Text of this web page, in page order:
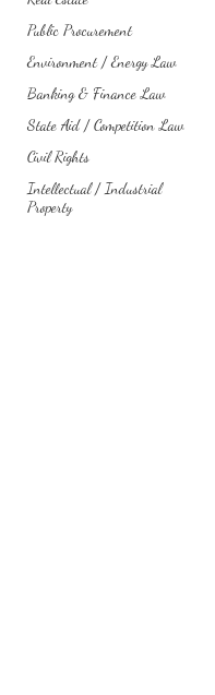
Public Procurement
Environment / Energy Law
Banking & Finance Law
State Aid / Competition Law
Civil Rights
Intellectual / Industrial
Property